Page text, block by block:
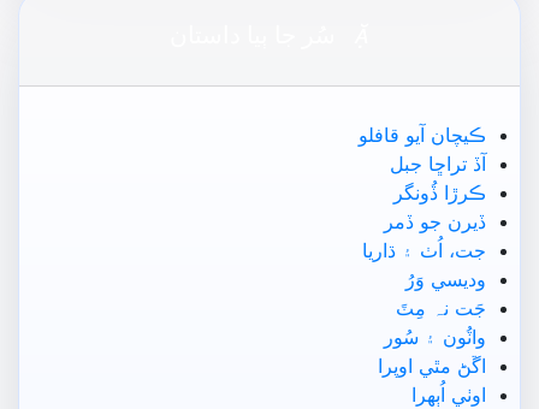
ڪيچان آيو قافلو
آڏ تراڇا جبل
ڪرڙا ڏُونگر
ڏيرن جو ڏمر
جت، اُٺ ۽ ڌاريا
وديسي وَرُ
جَت نہ مِٽَ
واٽُون ۽ سُور
اڱڻ مٿي اوپرا
اوٺي اُٻھرا